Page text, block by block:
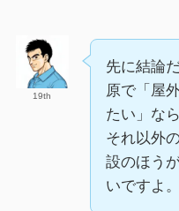
19th
先に結論
原で「屋
たい」な
それ以外
設のほう
いですよ。